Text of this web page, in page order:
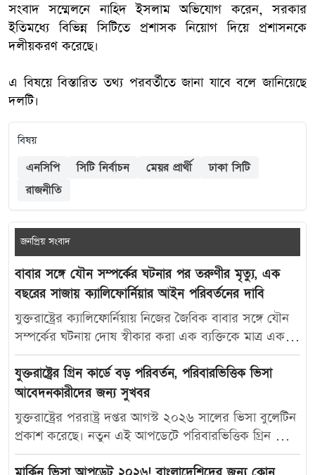
সংবাদ সম্মেলনে নাহিদ ইসলাম অভিযোগ করেন, সরকার
ইতিমধ্যে বিভিন্ন সিটিতে প্রশাসক নিয়োগ দিয়ে প্রশাসনকে
দলীয়করণ করেছে।
এ বিষয়ে বিস্তারিত তথ্য পরবর্তীতে জানা যাবে বলে জানিয়েছে
দলটি।
বিষয়
এনসিপি সিটি নির্বাচন মেয়র প্রার্থী
ঢাকা সিটি
রাজনীতি
জনপ্রিয় সংবাদ
বাবার সঙ্গে যৌন সম্পর্কের ঘটনার পর তরুণীর মৃত্যু, এক
বছরের সাজায় ক্যালিফোর্নিয়ার আইন পরিবর্তনের দাবি
যুক্তরাষ্ট্রের ক্যালিফোর্নিয়ায় নিজের জৈবিক বাবার সঙ্গে যৌন
সম্পর্কের ঘটনায় দোষ স্বীকার করা এক ব্যক্তিকে মাত্র এক
বছরের কারাদণ্ড দেওয়ায় নতুন করে বিতর্ক তৈরি হয়েছে।
আদালতের এই রায়ে অসন্তোষ প্রকাশ করে ভুক্তভোগী
তরুণীর মা ক্যালিফোর্নিয়ার যৌন অপরাধ-সংক্রান্ত আইন
আরও কঠোর করার দাবি জানিয়েছেন। মার্কিন সংবাদমাধ্যম
দ্য ক্যালিফোর্নিয়া পোস্ট-কে দেওয়া সাক্ষাৎকারে ক্যারোলিনা
স্যান্ডোভাল বলেন, তার মেয়ে মাকাইলা রেনে সেটলসের নামে
নতুন আইন প্রণয়ন করা উচিত, যাতে ভবিষ্যতে এ ধরনের
যুক্তরাষ্ট্রের গ্রিন কার্ডে বড় পরিবর্তন, পরিবারভিত্তিক ভিসা
আবেদনকারীদের জন্য সুখবর
যুক্তরাষ্ট্রের পররাষ্ট্র দপ্তর আগস্ট ২০২৬ সালের ভিসা বুলেটিন
প্রকাশ করেছে। নতুন এই আপডেটে পরিবারভিত্তিক গ্রিন কার্ড
আবেদনকারীদের জন্য বেশ কিছু গুরুত্বপূর্ণ অগ্রগতি দেখা